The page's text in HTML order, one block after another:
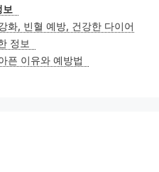
보
화, 빈혈 예방, 건강한 다이어
정보
픈 이유와 예방법